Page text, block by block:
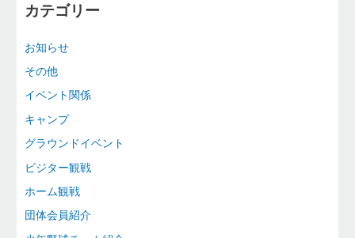
カテゴリー
お知らせ
その他
イベント関係
キャンプ
グラウンドイベント
ビジター観戦
ホーム観戦
団体会員紹介